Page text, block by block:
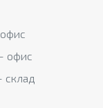
офис
офис
склад